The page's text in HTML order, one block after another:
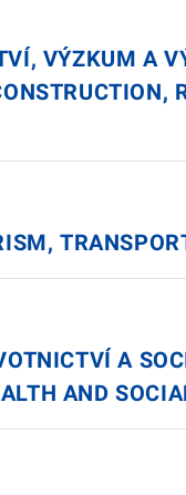
VÝZKUM A
A
AND